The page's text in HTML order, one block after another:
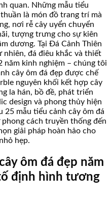
quan. Những mẫu tiểu
là món đồ trang trí mà
nơi rễ cây uyển chuyển
tượng trưng cho sự kiên
dương. Tại Đá Cảnh Thiên
nhiên, đá điêu khắc và thiết
năm kinh nghiệm – chúng tôi
cây ôm đá đẹp được chế
nguyên khối kết hợp cây
la hán, bồ đề, phát triển
design và phong thủy hiện
25 mẫu tiểu cảnh cây ôm đá
cách truyền thống đến
giải pháp hoàn hảo cho
hẹp.
ôm đá đẹp năm
định hình tương